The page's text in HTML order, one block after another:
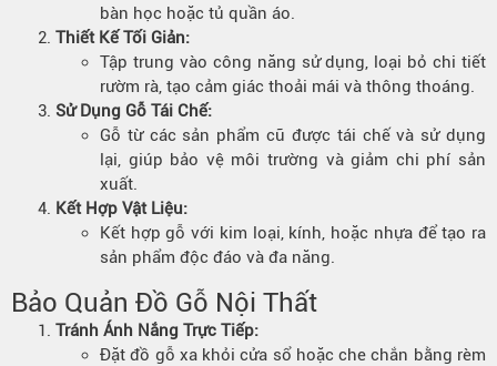
bàn học hoặc tủ quần áo.
Thiết Kế Tối Giản:
Tập trung vào công năng sử dụng, loại bỏ chi tiết
rườm rà, tạo cảm giác thoải mái và thông thoáng.
Sử Dụng Gỗ Tái Chế:
Gỗ từ các sản phẩm cũ được tái chế và sử dụng
lại, giúp bảo vệ môi trường và giảm chi phí sản
xuất.
Kết Hợp Vật Liệu:
Kết hợp gỗ với kim loại, kính, hoặc nhựa để tạo ra
sản phẩm độc đáo và đa năng.
Bảo Quản Đồ Gỗ Nội Thất
Tránh Ánh Nắng Trực Tiếp:
Đặt đồ gỗ xa khỏi cửa sổ hoặc che chắn bằng rèm